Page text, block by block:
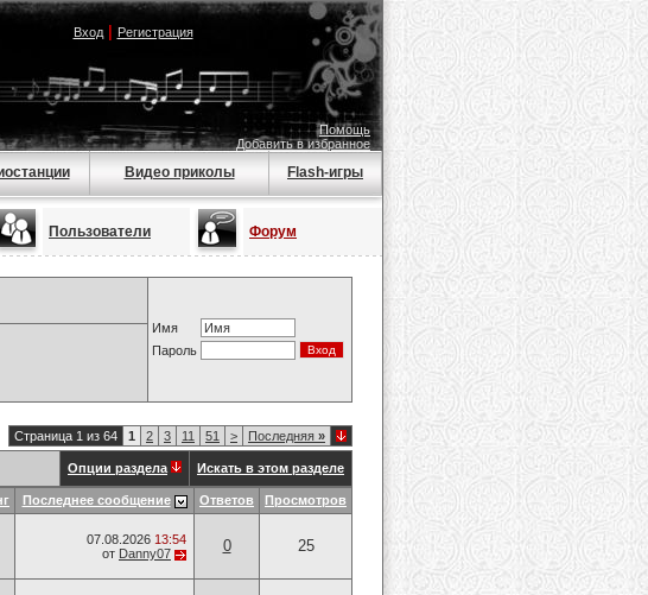
Вход| Регистрация
Помощь
Добавить в избранное
Видео приколы Flash-игры
Пользователи Форум
Имя
Пароль
Страница 1 из 64 1 2 3 11 51 > Последняя »
Опции раздела Искать в этом разделе
Последнее сообщение Ответов Просмотров
07.08.2026 13:54
от Danny07 0 25